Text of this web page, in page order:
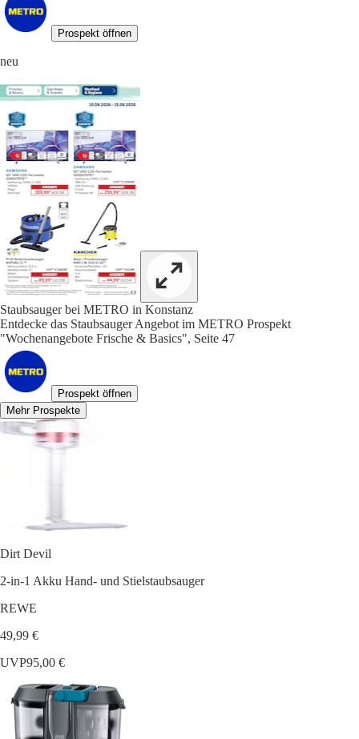
Prospekt öffnen
neu
Staubsauger bei METRO in Konstanz
Entdecke das Staubsauger Angebot im METRO Prospekt
"Wochenangebote Frische & Basics", Seite 47
Prospekt öffnen
Mehr Prospekte
Dirt Devil
2-in-1 Akku Hand- und Stielstaubsauger
REWE
49,99 €
UVP95,00 €